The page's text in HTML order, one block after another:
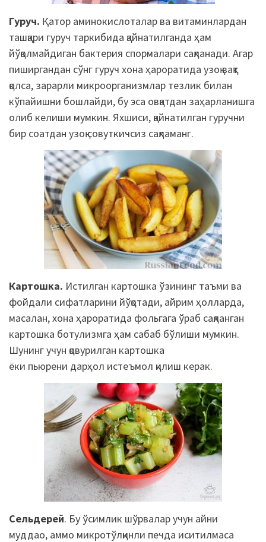
Гуруч. Қатор аминокислоталар ва витаминлардан
ташқари гуруч таркибида қайнатилганда ҳам
йўқолмайдиган бактерия спормалари сақланади. Агар
пиширгандан сўнг гуруч хона ҳароратида узоқ вақт
қолса, зарарли микроорганизмлар тезлик билан
кўпайишни бошлайди, бу эса овқатдан заҳарланишга
олиб келиши мумкин. Яхшиси, қайнатилган гуручни
бир соатдан узоқсовуткичсиз сақламанг.
Картошка. Истилган картошка ўзининг таъми ва
фойдали сифатларини йўқотади, айрим ҳолларда,
масалан, хона ҳароратида фольгага ўраб сақланган
картошка ботулизмга ҳам сабаб бўлиши мумкин.
Шунинг учун қовурилган картошка
ёки пьюрени дарҳол истеъмол қилиш керак.
Сельдерей. Бу ўсимлик шўрвалар учун айни
муддао, аммо микротўлқинли печда иситилмаса